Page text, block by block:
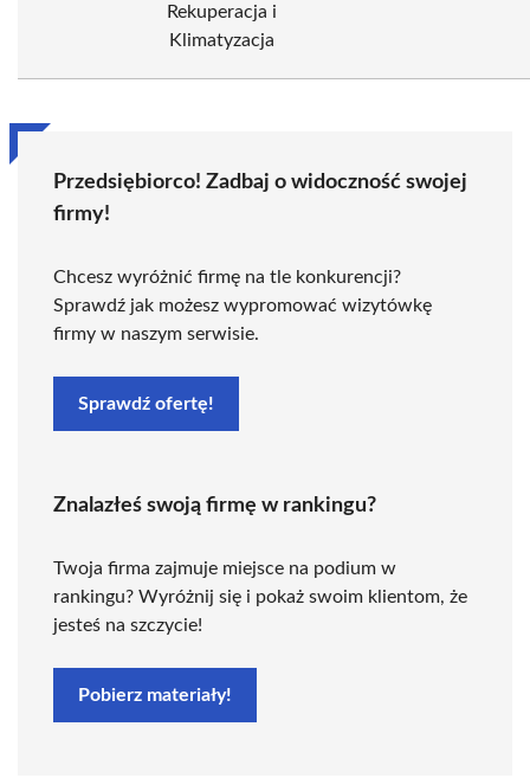
Rekuperacja i
Klimatyzacja
Przedsiębiorco! Zadbaj o widoczność swojej
firmy!
Chcesz wyróżnić firmę na tle konkurencji?
Sprawdź jak możesz wypromować wizytówkę
firmy w naszym serwisie.
Sprawdź ofertę!
Znalazłeś swoją firmę w rankingu?
Twoja firma zajmuje miejsce na podium w
rankingu? Wyróżnij się i pokaż swoim klientom, że
jesteś na szczycie!
Pobierz materiały!